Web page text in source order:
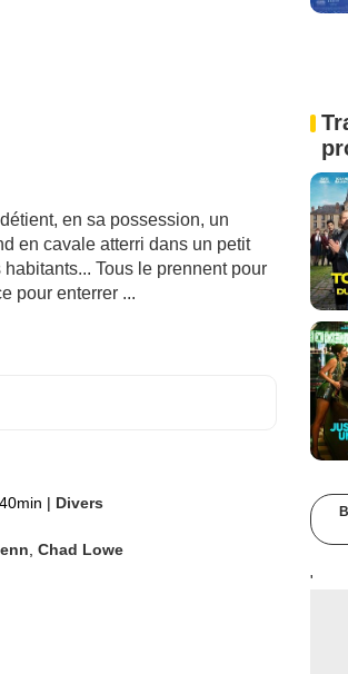
en sa possession, un
en cavale atterri dans un petit
Tous le prennent pour
pour enterrer ...
| Divers
Chad Lowe
'